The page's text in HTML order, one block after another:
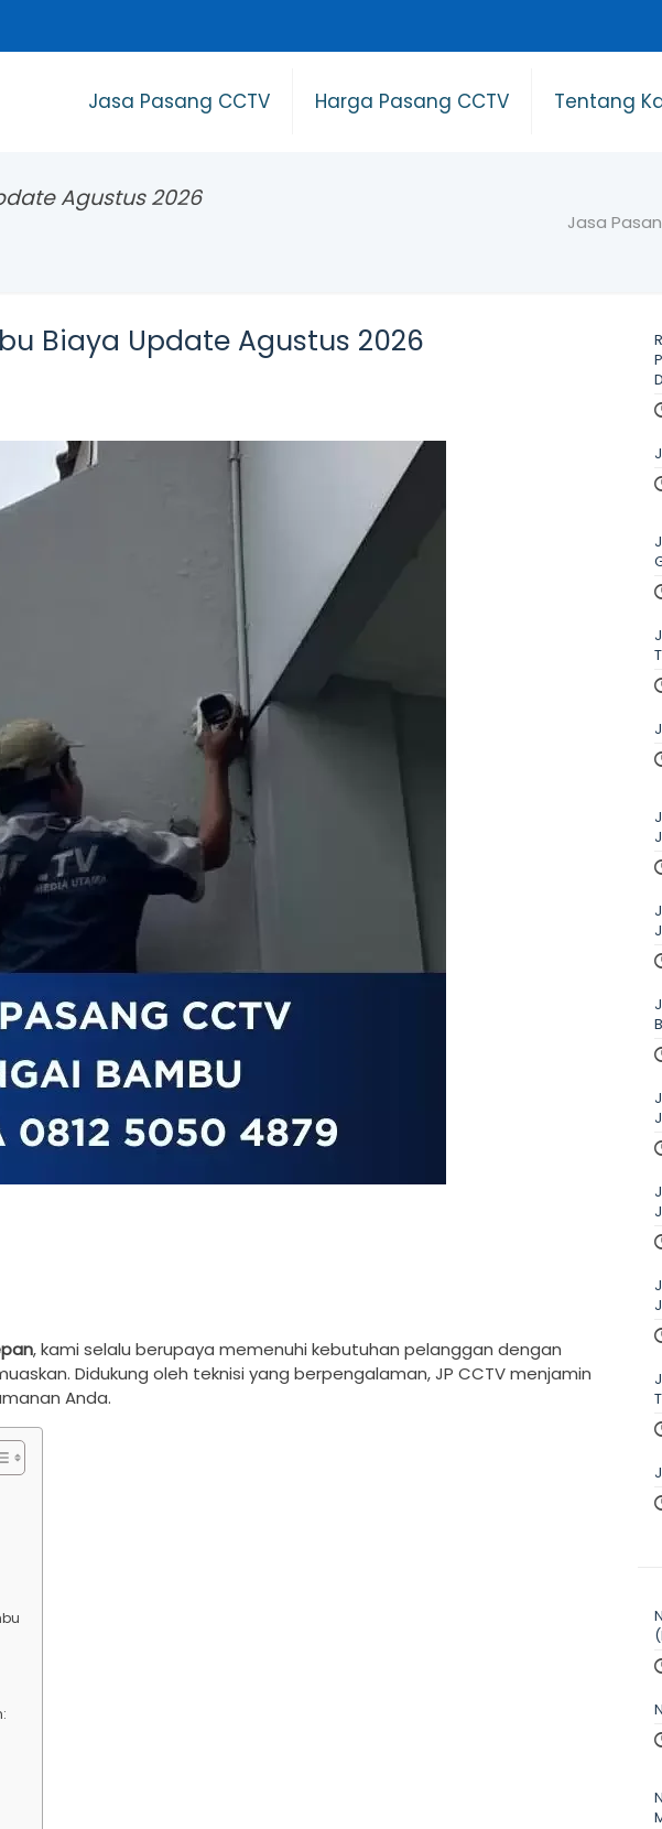
Jasa Pasang CCTV Harga Pasang CCTV Tentang
Agustus 2026
Jasa
Biaya Update Agustus 2026
, kami selalu berupaya memenuhi kebutuhan pelanggan dengan
Didukung oleh teknisi yang berpengalaman, JP CCTV menjamin
Anda.